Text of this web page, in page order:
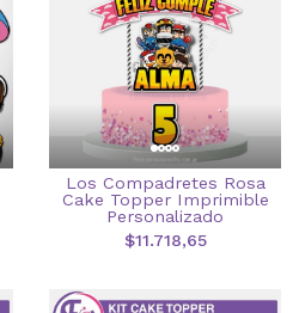
Los Compadretes Rosa
Cake Topper Imprimible
Personalizado
$11.718,65